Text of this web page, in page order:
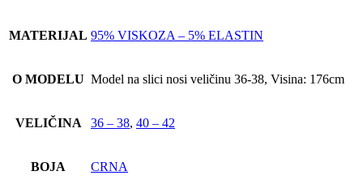
MATERIJAL 95% VISKOZA – 5% ELASTIN
O MODELU Model na slici nosi veličinu 36-38, Visina: 176cm
VELIČINA 36 – 38, 40 – 42
BOJA CRNA